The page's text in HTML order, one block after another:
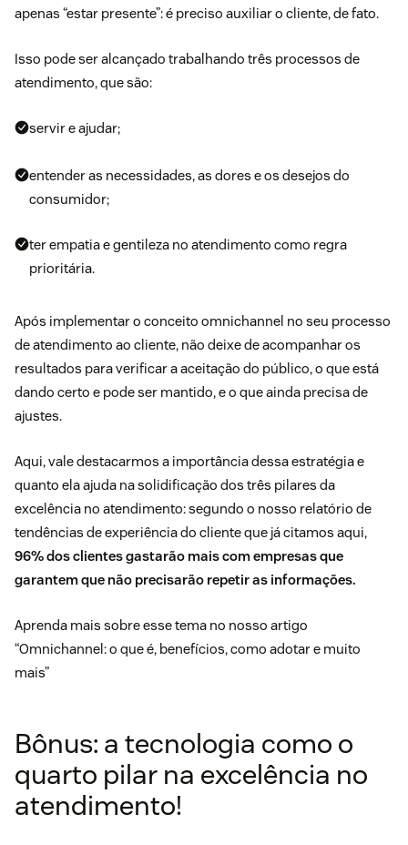
apenas “estar presente”: é preciso auxiliar o cliente, de fato.
Isso pode ser alcançado trabalhando três processos de
atendimento, que são:
servir e ajudar;
entender as necessidades, as dores e os desejos do
consumidor;
ter empatia e gentileza no atendimento como regra
prioritária.
Após implementar o conceito omnichannel no seu processo
de atendimento ao cliente, não deixe de acompanhar os
resultados para verificar a aceitação do público, o que está
dando certo e pode ser mantido, e o que ainda precisa de
ajustes.
Aqui, vale destacarmos a importância dessa estratégia e
quanto ela ajuda na solidificação dos três pilares da
excelência no atendimento: segundo o nosso relatório de
tendências de experiência do cliente que já citamos aqui,
96% dos clientes gastarão mais com empresas que
garantem que não precisarão repetir as informações.
Aprenda mais sobre esse tema no nosso artigo
“Omnichannel: o que é, benefícios, como adotar e muito
mais”
Bônus: a tecnologia como o
quarto pilar na excelência no
atendimento!